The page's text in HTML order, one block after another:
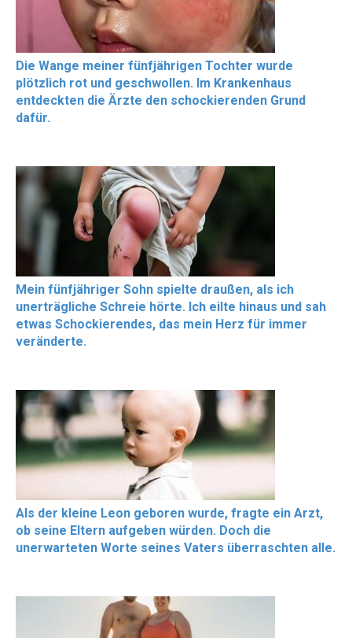
Die Wange meiner fünfjährigen Tochter wurde
plötzlich rot und geschwollen. Im Krankenhaus
entdeckten die Ärzte den schockierenden Grund
dafür.
Mein fünfjähriger Sohn spielte draußen, als ich
unerträgliche Schreie hörte. Ich eilte hinaus und sah
etwas Schockierendes, das mein Herz für immer
veränderte.
Als der kleine Leon geboren wurde, fragte ein Arzt,
ob seine Eltern aufgeben würden. Doch die
unerwarteten Worte seines Vaters überraschten alle.